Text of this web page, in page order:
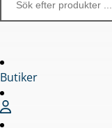
Butiker